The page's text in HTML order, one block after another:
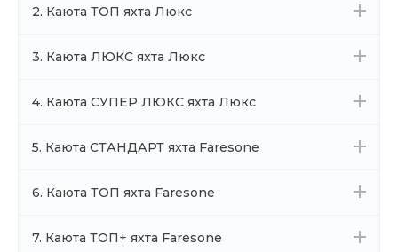
2. Каюта ТОП яхта Люкс
3. Каюта ЛЮКС яхта Люкс
4. Каюта СУПЕР ЛЮКС яхта Люкс
5. Каюта СТАНДАРТ яхта Faresone
6. Каюта ТОП яхта Faresone
7. Каюта ТОП+ яхта Faresone